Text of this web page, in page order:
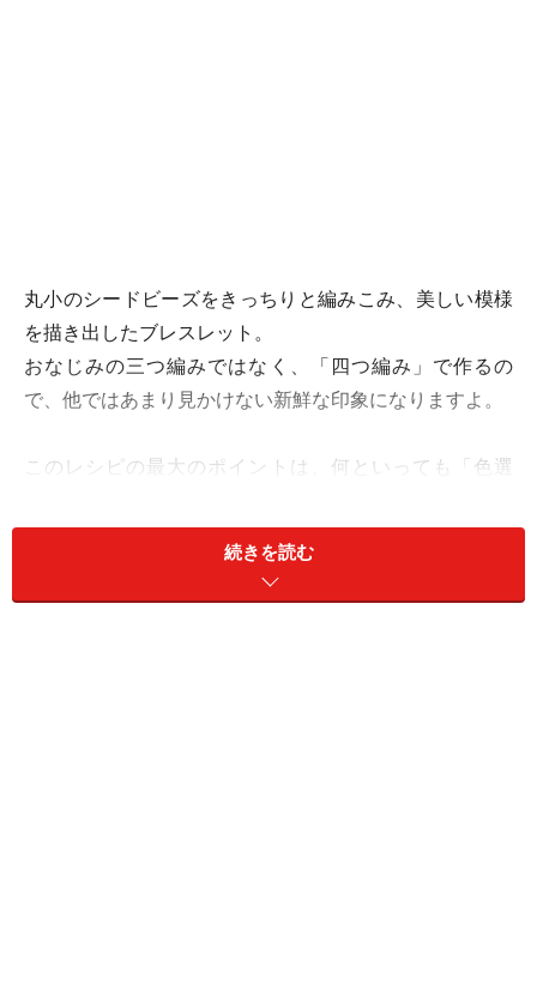
丸小のシードビーズをきっちりと編みこみ、美しい模様
を描き出したブレスレット。
おなじみの三つ編みではなく、「四つ編み」で作るの
で、他ではあまり見かけない新鮮な印象になりますよ。
このレシピの最大のポイントは、何といっても「色選
じっくりと吟味して選んでくださいね。
続きを読む